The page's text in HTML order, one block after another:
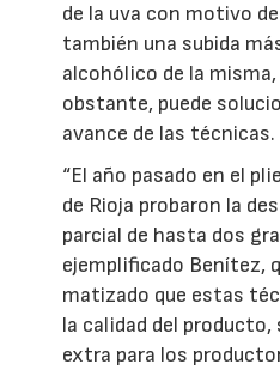
de la uva con motivo
también una subida
alcohólico de la
obstante, puede
avance de las técnicas.
“El año pasado en el
de Rioja probaron la
parcial de hasta dos
ejemplificado Benítez,
matizado que estas
la calidad del
extra para los